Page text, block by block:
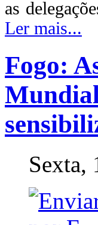
as
Ler mais...
Fogo:
Sexta,